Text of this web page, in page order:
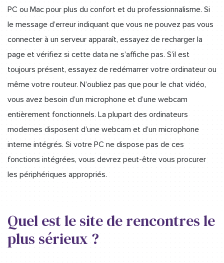
PC ou Mac pour plus du confort et du professionnalisme. Si
le message d’erreur indiquant que vous ne pouvez pas vous
connecter à un serveur apparaît, essayez de recharger la
page et vérifiez si cette data ne s’affiche pas. S’il est
toujours présent, essayez de redémarrer votre ordinateur ou
même votre routeur. N’oubliez pas que pour le chat vidéo,
vous avez besoin d’un microphone et d’une webcam
entièrement fonctionnels. La plupart des ordinateurs
modernes disposent d’une webcam et d’un microphone
interne intégrés. Si votre PC ne dispose pas de ces
fonctions intégrées, vous devrez peut-être vous procurer
les périphériques appropriés.
Quel est le site de rencontres le
plus sérieux ?